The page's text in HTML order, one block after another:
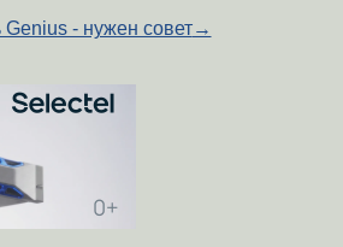
- нужен совет→